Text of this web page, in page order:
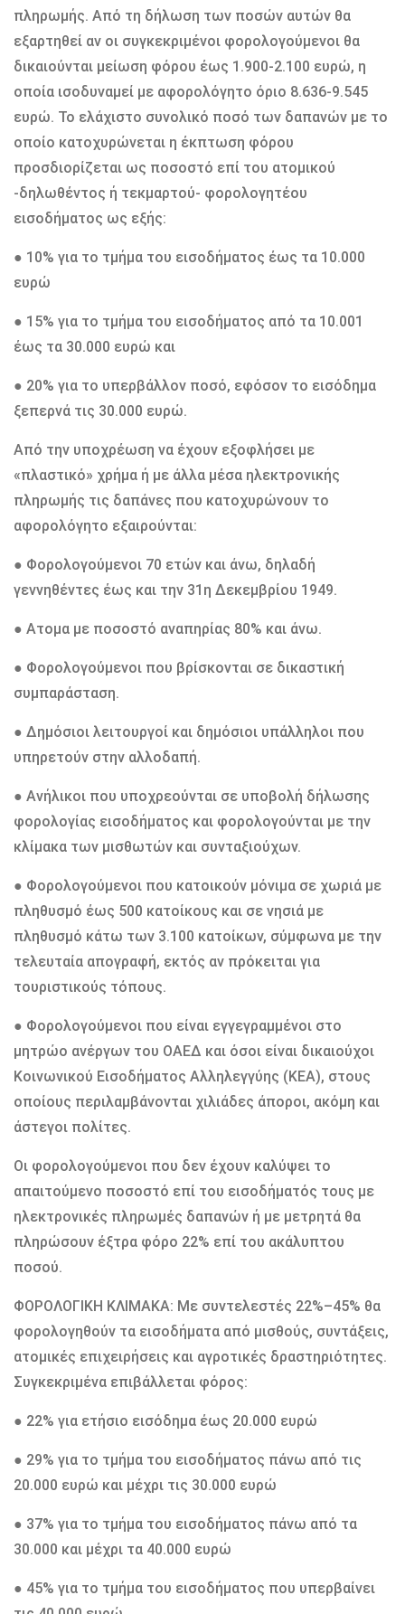
πληρωμής. Από τη δήλωση των ποσών αυτών θα
εξαρτηθεί αν οι συγκεκριμένοι φορολογούμενοι θα
δικαιούνται μείωση φόρου έως 1.900-2.100 ευρώ, η
οποία ισοδυναμεί με αφορολόγητο όριο 8.636-9.545
ευρώ. Το ελάχιστο συνολικό ποσό των δαπανών με το
οποίο κατοχυρώνεται η έκπτωση φόρου
προσδιορίζεται ως ποσοστό επί του ατομικού
-δηλωθέντος ή τεκμαρτού- φορολογητέου
εισοδήματος ως εξής:
● 10% για το τμήμα του εισοδήματος έως τα 10.000
ευρώ
● 15% για το τμήμα του εισοδήματος από τα 10.001
έως τα 30.000 ευρώ και
● 20% για το υπερβάλλον ποσό, εφόσον το εισόδημα
ξεπερνά τις 30.000 ευρώ.
Από την υποχρέωση να έχουν εξοφλήσει με
«πλαστικό» χρήμα ή με άλλα μέσα ηλεκτρονικής
πληρωμής τις δαπάνες που κατοχυρώνουν το
αφορολόγητο εξαιρούνται:
● Φορολογούμενοι 70 ετών και άνω, δηλαδή
γεννηθέντες έως και την 31η Δεκεμβρίου 1949.
● Ατομα με ποσοστό αναπηρίας 80% και άνω.
● Φορολογούμενοι που βρίσκονται σε δικαστική
συμπαράσταση.
● Δημόσιοι λειτουργοί και δημόσιοι υπάλληλοι που
υπηρετούν στην αλλοδαπή.
● Ανήλικοι που υποχρεούνται σε υποβολή δήλωσης
φορολογίας εισοδήματος και φορολογούνται με την
κλίμακα των μισθωτών και συνταξιούχων.
● Φορολογούμενοι που κατοικούν μόνιμα σε χωριά με
πληθυσμό έως 500 κατοίκους και σε νησιά με
πληθυσμό κάτω των 3.100 κατοίκων, σύμφωνα με την
τελευταία απογραφή, εκτός αν πρόκειται για
τουριστικούς τόπους.
● Φορολογούμενοι που είναι εγγεγραμμένοι στο
μητρώο ανέργων του ΟΑΕΔ και όσοι είναι δικαιούχοι
Κοινωνικού Εισοδήματος Αλληλεγγύης (ΚΕΑ), στους
οποίους περιλαμβάνονται χιλιάδες άποροι, ακόμη και
άστεγοι πολίτες.
Οι φορολογούμενοι που δεν έχουν καλύψει το
απαιτούμενο ποσοστό επί του εισοδήματός τους με
ηλεκτρονικές πληρωμές δαπανών ή με μετρητά θα
πληρώσουν έξτρα φόρο 22% επί του ακάλυπτου
ποσού.
ΦΟΡΟΛΟΓΙΚΗ ΚΛΙΜΑΚΑ: Με συντελεστές 22%–45% θα
φορολογηθούν τα εισοδήματα από μισθούς, συντάξεις,
ατομικές επιχειρήσεις και αγροτικές δραστηριότητες.
Συγκεκριμένα επιβάλλεται φόρος:
● 22% για ετήσιο εισόδημα έως 20.000 ευρώ
● 29% για το τμήμα του εισοδήματος πάνω από τις
20.000 ευρώ και μέχρι τις 30.000 ευρώ
● 37% για το τμήμα του εισοδήματος πάνω από τα
30.000 και μέχρι τα 40.000 ευρώ
● 45% για το τμήμα του εισοδήματος που υπερβαίνει